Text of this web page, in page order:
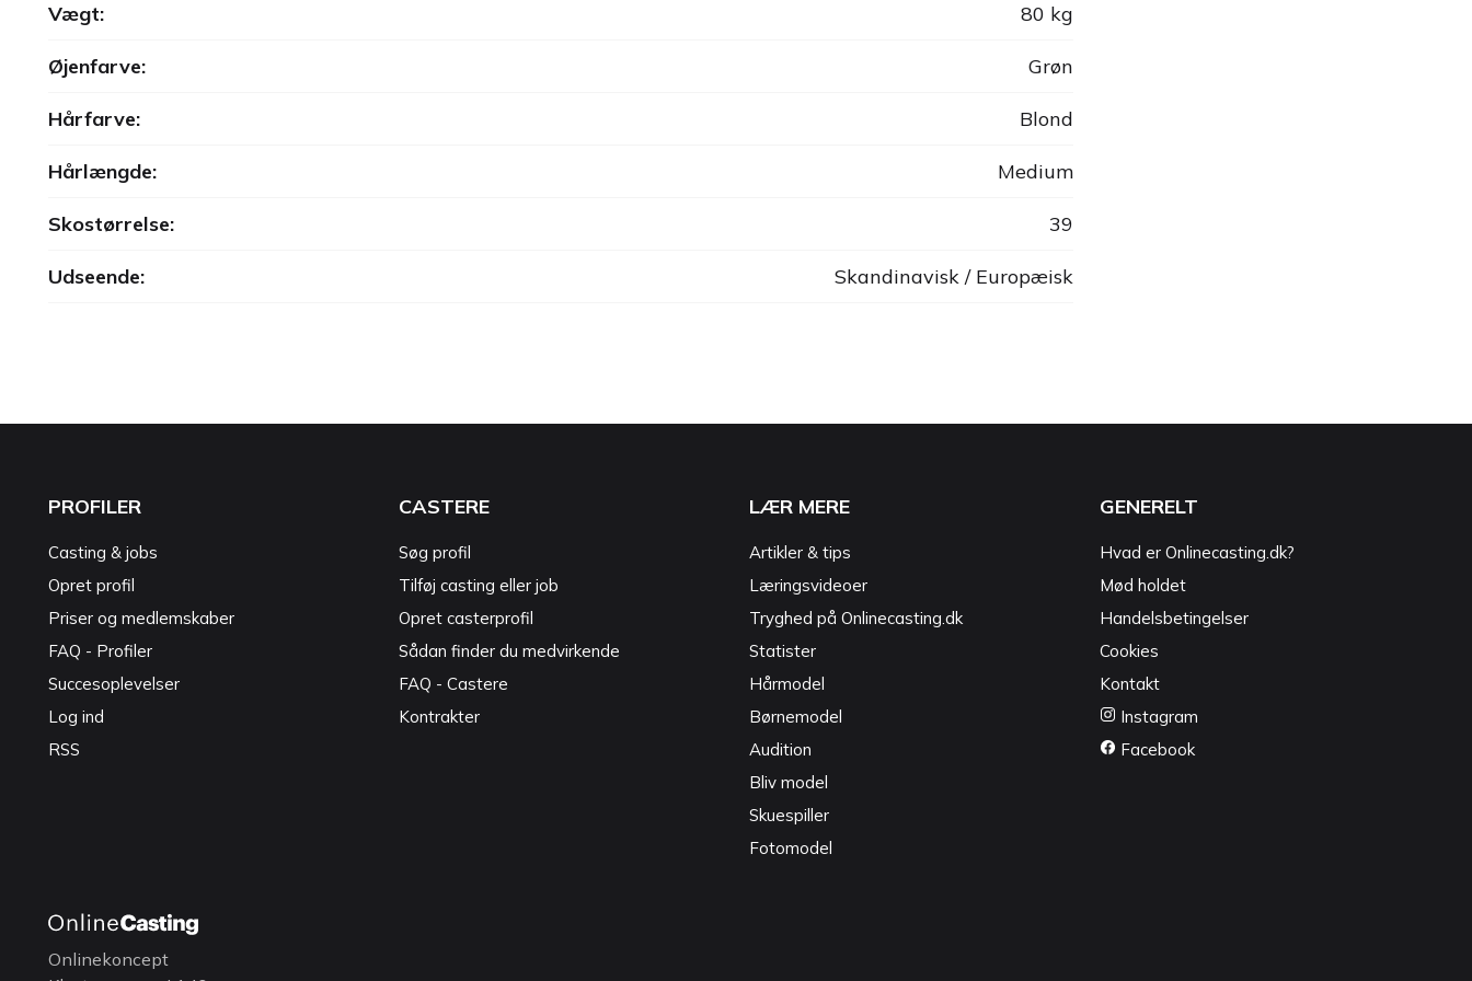
Vægt: 80 kg
Øjenfarve: Grøn
Hårfarve: Blond
Hårlængde: Medium
Skostørrelse: 39
Udseende: Skandinavisk / Europæisk
PROFILER
Casting & jobs
Opret profil
Priser og medlemskaber
FAQ - Profiler
Succesoplevelser
Log ind
RSS
CASTERE
Søg profil
Tilføj casting eller job
Opret casterprofil
Sådan finder du medvirkende
FAQ - Castere
Kontrakter
LÆR MERE
Artikler & tips
Læringsvideoer
Tryghed på Onlinecasting.dk
Statister
Hårmodel
Børnemodel
Audition
Bliv model
Skuespiller
Fotomodel
GENERELT
Hvad er Onlinecasting.dk?
Mød holdet
Handelsbetingelser
Cookies
Kontakt
Instagram
Facebook
Onlinekoncept